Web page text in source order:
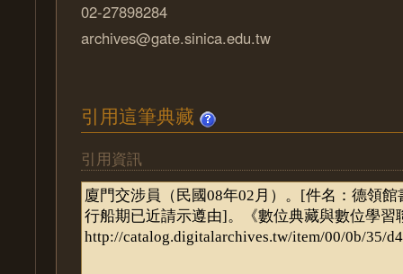
02-27898284
archives@gate.sinica.edu.tw
引用這筆典藏
引用資訊